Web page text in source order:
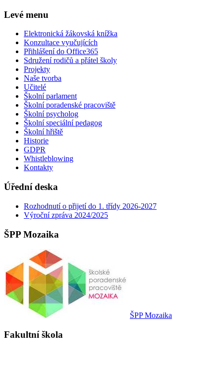
Levé menu
Elektronická žákovská knížka
Konzultace vyučujících
Přihlášení do Office365
Sdružení rodičů a přátel školy
Projekty
Naše tvorba
Učitelé
Školní parlament
Školní poradenské pracoviště
Školní psycholog
Školní speciální pedagog
Školní hřiště
Historie
GDPR
Whistleblowing
Kontakty
Úřední deska
Rozhodnutí o přijetí do 1. třídy 2026-2027
Výroční zpráva 2024/2025
ŠPP Mozaika
ŠPP Mozaika
Fakultní škola